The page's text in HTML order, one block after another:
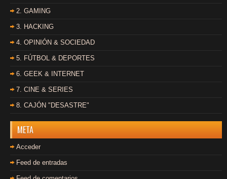
2. GAMING
3. HACKING
4. OPINIÓN & SOCIEDAD
5. FÚTBOL & DEPORTES
6. GEEK & INTERNET
7. CINE & SERIES
8. CAJÓN "DESASTRE"
META
Acceder
Feed de entradas